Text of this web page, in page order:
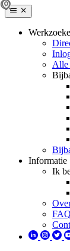
Alle
Informatie
Ik
FAQ